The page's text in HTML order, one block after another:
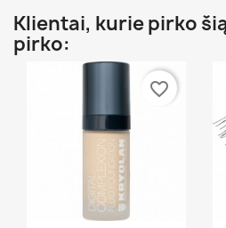
Klientai, kurie pirko
pirko:
favorite_border